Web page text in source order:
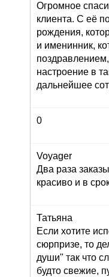
Огромное
клиента. С её
рождения,
и именинник,
настроение в
дальнейшее
0
Voyager
Два раза
красиво и в
Татьяна
Если хотите
сюрпризе, то
души" так что
будто свежие,